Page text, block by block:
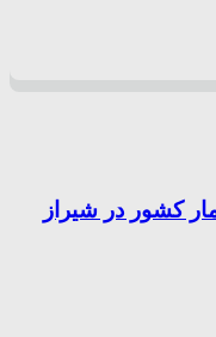
کشور در شیراز